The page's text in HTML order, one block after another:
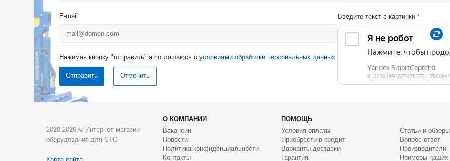
E-mail Введите текст с картинки *
Нажимая кнопку "отправить" я соглашаюсь с условиями обработки персональных данных
Отменить
2020-2026 © Интернет-магазин
оборудования для СТО
О КОМПАНИИ
ПОМОЩЬ
Вакансии
Новости
Политика конфиденциальности
Контакты
Условия оплаты
Приобрести в кредит
Варианты доставки
Гарантия
Статьи и обзоры
Вопрос-ответ
Производители
Примеры наших